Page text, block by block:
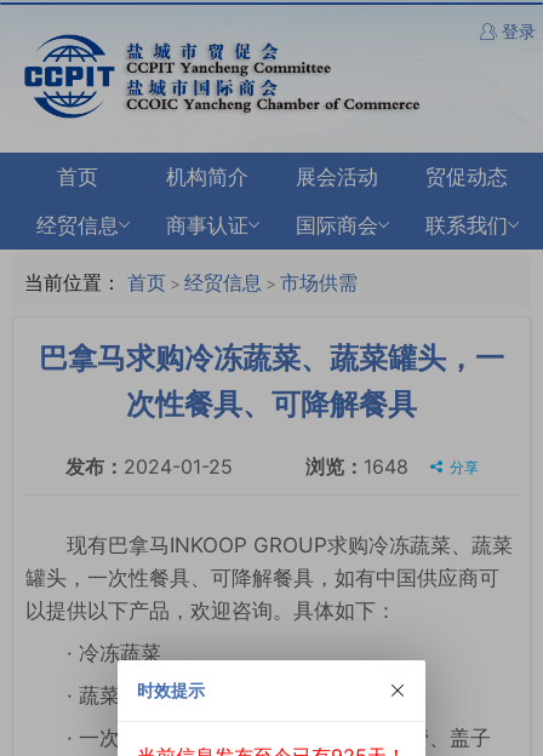
登录
首页 机构简介 展会活动
贸促动态
经贸信息
商事认证 国际商会 联系我们
当前位置： 首页 > 经贸信息 > 市场供需
巴拿马求购冷冻蔬菜、蔬菜罐头，一
次性餐具、可降解餐具
发布： 2024-01-25 浏览： 1648 分享
现有巴拿马INKOOP GROUP求购冷冻蔬菜、蔬菜
罐头，一次性餐具、可降解餐具，如有中国供应商可
以提供以下产品，欢迎咨询。具体如下：
· 冷冻蔬菜
· 蔬菜罐头
· 一次性产品：盘子、杯子、汤碗、吸管、盖子
时效提示